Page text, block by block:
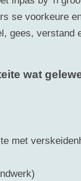
se voorkeure
gees, verstand
wat
met